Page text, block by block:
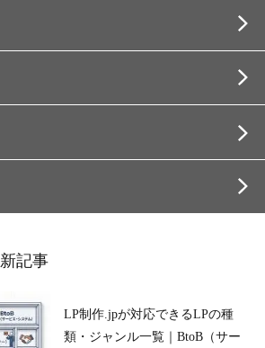
記事
LP制作.jpが対応できるLPの種
類・ジャンル一覧｜BtoB（サー